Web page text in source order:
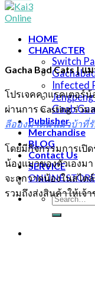
HOME
CHARACTER
Switch
Infected
Gaab
Publisher
Merchandise
BLOG
Contact Us
SERVICE
ONLINE STORE
Search
Gacha Bad Cats | แ
โปรเจคคาแรคเตอร์
ผ่านการ Casting ร่ว
ลีอองมาติน แมวบ้าที่รั
โดยมีกิจกรรมการเปิ
น้องแมวของตัวเองม
จะถูกวาดน้องในสไต
รวมถึงส่งสินค้าให้เจ้